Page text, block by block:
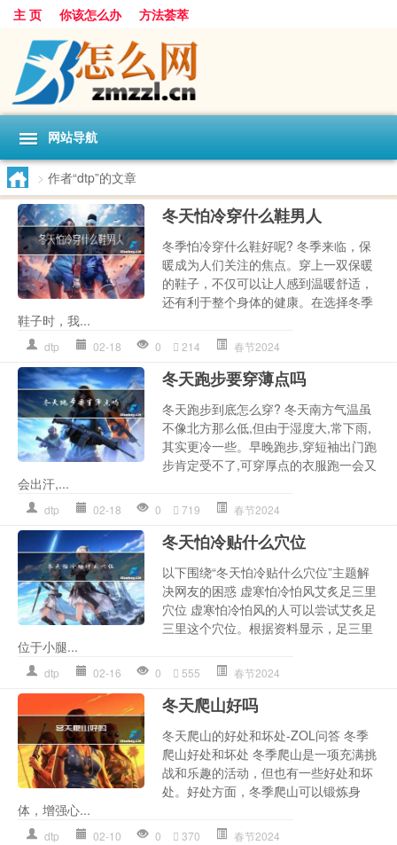
主 页 你该怎么办 方法荟萃
网站导航
> 作者“dtp”的文章
冬天怕冷穿什么鞋男人
冬季怕冷穿什么鞋好呢? 冬季来临，保
暖成为人们关注的焦点。穿上一双保暖
的鞋子，不仅可以让人感到温暖舒适，
还有利于整个身体的健康。在选择冬季
鞋子时，我...
dtp 02-18 0 214 春节2024
冬天跑步要穿薄点吗
冬天跑步到底怎么穿? 冬天南方气温虽
不像北方那么低,但由于湿度大,常下雨,
其实更冷一些。早晚跑步,穿短袖出门跑
步肯定受不了,可穿厚点的衣服跑一会又
会出汗,...
dtp 02-18 0 719 春节2024
冬天怕冷贴什么穴位
以下围绕“冬天怕冷贴什么穴位”主题解
决网友的困惑 虚寒怕冷怕风艾炙足三里
穴位 虚寒怕冷怕风的人可以尝试艾炙足
三里这个穴位。根据资料显示，足三里
位于小腿...
dtp 02-16 0 555 春节2024
冬天爬山好吗
冬天爬山的好处和坏处-ZOL问答 冬季
爬山好处和坏处 冬季爬山是一项充满挑
战和乐趣的活动，但也有一些好处和坏
处。好处方面，冬季爬山可以锻炼身
体，增强心...
dtp 02-10 0 370 春节2024